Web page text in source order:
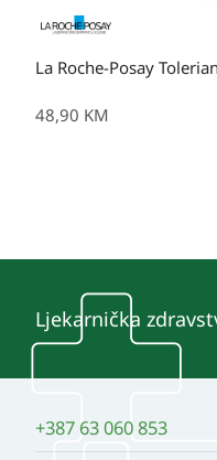
La Roche-Posay
48,90 KM
Ljekarnička
+387 63 060 853